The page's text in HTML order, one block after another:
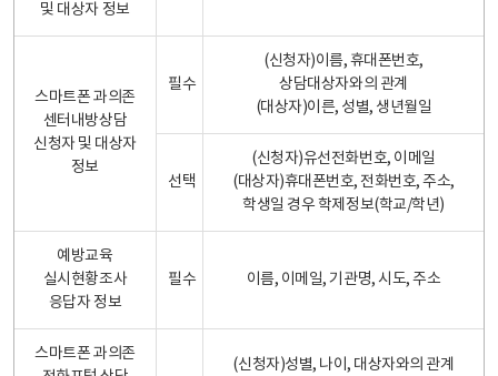
및 대상자 정보
스마트폰 과의존
센터내방상담
신청자 및 대상자
정보
필수
(신청자)이름, 휴대폰번호,
상담대상자와의 관계
(대상자)이른, 성별, 생년월일
선택
(신청자)유선전화번호, 이메일
(대상자)휴대폰번호, 전화번호, 주소,
학생일 경우 학제정보(학교/학년)
예방교육
실시현황조사
응답자 정보
필수 이름, 이메일, 기관명, 시도, 주소
스마트폰 과의존
(신청자)성별, 나이, 대상자와의 관계